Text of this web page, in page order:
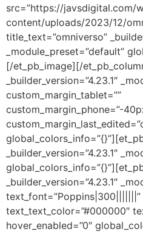
src=”https://javsdigital.com/
content/uploads/2023/12/
title_text=”omniverso”
_module_preset=”default”
[/et_pb_image][/
_builder_version=”4.23.1″
custom_margin_tablet=””
custom_margin_phone=”-
_builder_version=”4.23.1″
_builder_version=”4.23.1″
text_font=”Poppins|300|||||||”
text_text_color=”#000000″
hover_enabled=”0″